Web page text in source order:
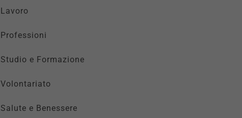
Lavoro
Professioni
Studio e Formazione
Volontariato
Salute e Benessere